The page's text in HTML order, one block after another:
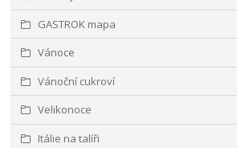
GASTROK mapa
Vánoce
Vánoční cukroví
Velikonoce
Itálie na talíři